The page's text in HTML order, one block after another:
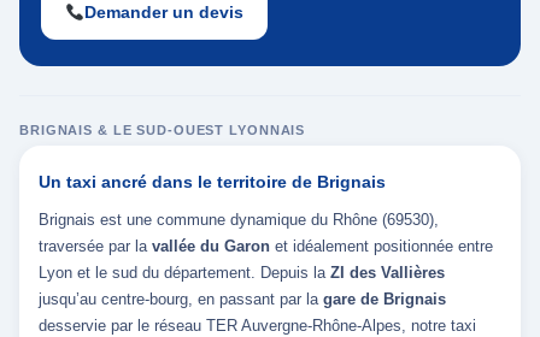
Demander un devis
BRIGNAIS & LE SUD-OUEST LYONNAIS
Un taxi ancré dans le territoire de Brignais
Brignais est une commune dynamique du Rhône (69530),
traversée par la vallée du Garon et idéalement positionnée entre
Lyon et le sud du département. Depuis la ZI des Vallières
jusqu’au centre-bourg, en passant par la gare de Brignais
desservie par le réseau TER Auvergne-Rhône-Alpes, notre taxi